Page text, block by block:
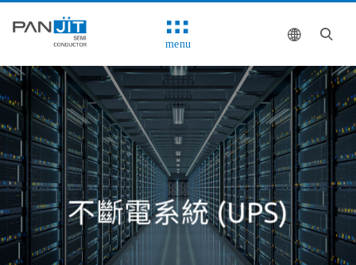
menu
不斷電系統 (UPS)